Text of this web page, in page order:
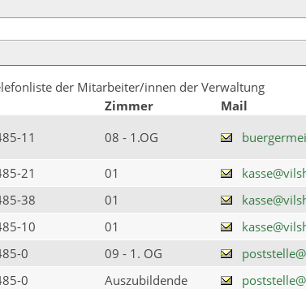
der Mitarbeiter/innen der Verwaltung
Zimmer
Mail
11 08 - 1.OG
21 01
38 01
10 01
0 09 - 1. OG
0 Auszubildende